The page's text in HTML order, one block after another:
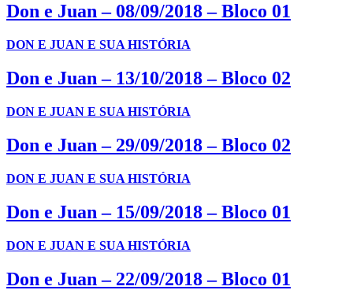
Don e Juan – 08/09/2018 – Bloco 01
DON E JUAN E SUA HISTÓRIA
Don e Juan – 13/10/2018 – Bloco 02
DON E JUAN E SUA HISTÓRIA
Don e Juan – 29/09/2018 – Bloco 02
DON E JUAN E SUA HISTÓRIA
Don e Juan – 15/09/2018 – Bloco 01
DON E JUAN E SUA HISTÓRIA
Don e Juan – 22/09/2018 – Bloco 01